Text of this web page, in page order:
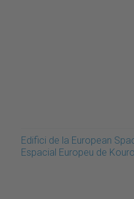
Edifici de la European
Espacial Europeu de